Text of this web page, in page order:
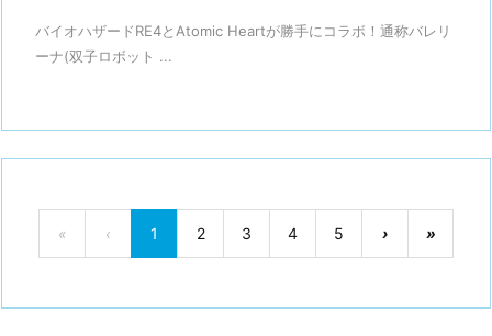
バイオハザードRE4とAtomic Heartが勝手にコラボ！通称バレリ
ーナ(双子ロボット ...
« ‹ 1 2 3 4 5 › »